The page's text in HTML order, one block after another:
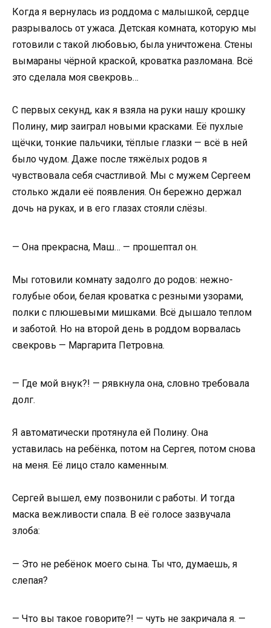
Когда я вернулась из роддома с малышкой, сердце
разрывалось от ужаса. Детская комната, которую мы
готовили с такой любовью, была уничтожена. Стены
вымараны чёрной краской, кроватка разломана. Всё
это сделала моя свекровь…
С первых секунд, как я взяла на руки нашу крошку
Полину, мир заиграл новыми красками. Её пухлые
щёчки, тонкие пальчики, тёплые глазки — всё в ней
было чудом. Даже после тяжёлых родов я
чувствовала себя счастливой. Мы с мужем Сергеем
столько ждали её появления. Он бережно держал
дочь на руках, и в его глазах стояли слёзы.
— Она прекрасна, Маш… — прошептал он.
Мы готовили комнату задолго до родов: нежно-
голубые обои, белая кроватка с резными узорами,
полки с плюшевыми мишками. Всё дышало теплом
и заботой. Но на второй день в роддом ворвалась
свекровь — Маргарита Петровна.
— Где мой внук?! — рявкнула она, словно требовала
долг.
Я автоматически протянула ей Полину. Она
уставилась на ребёнка, потом на Сергея, потом снова
на меня. Её лицо стало каменным.
Сергей вышел, ему позвонили с работы. И тогда
маска вежливости спала. В её голосе зазвучала
злоба:
— Это не ребёнок моего сына. Ты что, думаешь, я
слепая?
— Что вы такое говорите?! — чуть не закричала я. —